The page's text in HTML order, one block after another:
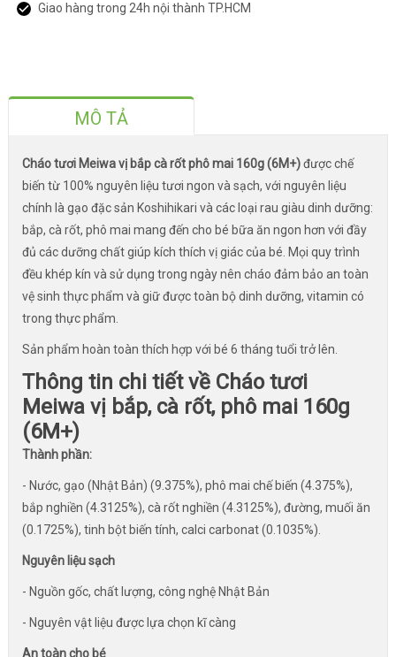
Giao hàng trong 24h nội thành TP.HCM
MÔ TẢ
Cháo tươi Meiwa vị bắp cà rốt phô mai 160g (6M+)được chế
biến từ 100% nguyên liệu tươi ngon và sạch, với nguyên liệu
chính là gạo đặc sản Koshihikari và các loại rau giàu dinh dưỡng:
bắp, cà rốt, phô mai mang đến cho bé bữa ăn ngon hơn với đầy
đủ các dưỡng chất giúp kích thích vị giác của bé. Mọi quy trình
đều khép kín và sử dụng trong ngày nên cháo đảm bảo an toàn
vệ sinh thực phẩm và giữ được toàn bộ dinh dưỡng, vitamin có
trong thực phẩm.
Sản phẩm hoàn toàn thích hợp với bé 6 tháng tuổi trở lên.
Thông tin chi tiết về Cháo tươi
Meiwa vị bắp, cà rốt, phô mai 160g
(6M+)
Thành phần:
- Nước, gạo (Nhật Bản) (9.375%), phô mai chế biến (4.375%),
bắp nghiền (4.3125%), cà rốt nghiền (4.3125%), đường, muối ăn
(0.1725%), tinh bột biến tính, calci carbonat (0.1035%).
Nguyên liệu sạch
- Nguồn gốc, chất lượng, công nghệ Nhật Bản
- Nguyên vật liệu được lựa chọn kĩ càng
An toàn cho bé